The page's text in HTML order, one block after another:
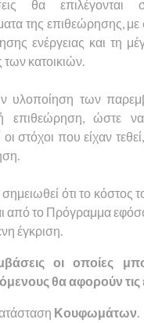
θα
της επιθεώρησης, με
ενέργειας και τη
κατοικιών.
υλοποίηση των
επιθεώρηση, ώστε
οι στόχοι που είχαν
ότι το
από το Πρόγραμμα
έγκριση.
οι οποίες
θα αφορούν τις
Κουφωμάτων.